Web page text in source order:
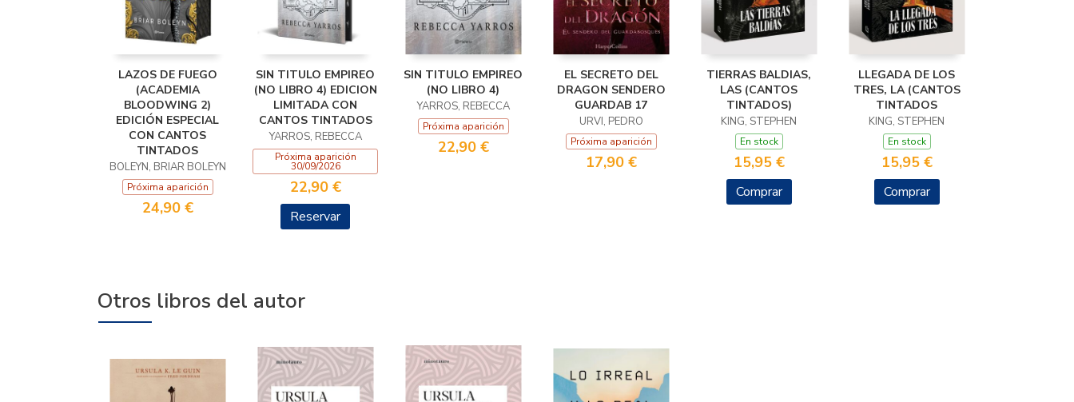
LAZOS DE FUEGO
(ACADEMIA
BLOODWING 2)
EDICIÓN ESPECIAL
CON CANTOS
TINTADOS
BOLEYN, BRIAR BOLEYN
Próxima aparición
24,90 €
SIN TITULO EMPIREO
(NO LIBRO 4) EDICION
LIMITADA CON
CANTOS TINTADOS
YARROS, REBECCA
Próxima aparición
30/09/2026
22,90 €
Reservar
SIN TITULO EMPIREO
(NO LIBRO 4)
YARROS, REBECCA
Próxima aparición
22,90 €
EL SECRETO DEL
DRAGON SENDERO
GUARDAB 17
URVI, PEDRO
Próxima aparición
17,90 €
TIERRAS BALDIAS,
LAS (CANTOS
TINTADOS)
KING, STEPHEN
En stock
15,95 €
Comprar
LLEGADA DE LOS
TRES, LA (CANTOS
TINTADOS
KING, STEPHEN
En stock
15,95 €
Comprar
Otros libros del autor